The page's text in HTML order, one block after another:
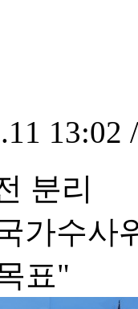
13:02
분리
가수사
표"